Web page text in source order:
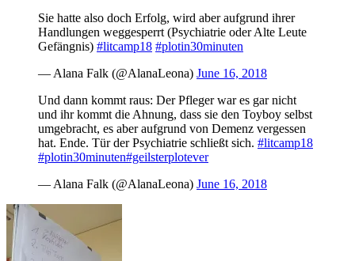
Sie hatte also doch Erfolg, wird aber aufgrund ihrer
Handlungen weggesperrt (Psychiatrie oder Alte Leute
Gefängnis) #litcamp18 #plotin30minuten
— Alana Falk (@AlanaLeona) June 16, 2018
Und dann kommt raus: Der Pfleger war es gar nicht
und ihr kommt die Ahnung, dass sie den Toyboy selbst
umgebracht, es aber aufgrund von Demenz vergessen
hat. Ende. Tür der Psychiatrie schließt sich. #litcamp18
#plotin30minuten#geilsterplotever
— Alana Falk (@AlanaLeona) June 16, 2018